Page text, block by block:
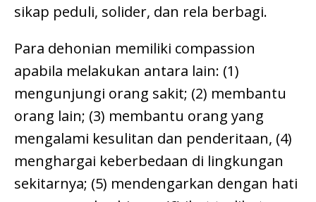
sikap peduli, solider, dan rela berbagi.
Para dehonian memiliki compassion
apabila melakukan antara lain: (1)
mengunjungi orang sakit; (2) membantu
orang lain; (3) membantu orang yang
mengalami kesulitan dan penderitaan, (4)
menghargai keberbedaan di lingkungan
sekitarnya; (5) mendengarkan dengan hati